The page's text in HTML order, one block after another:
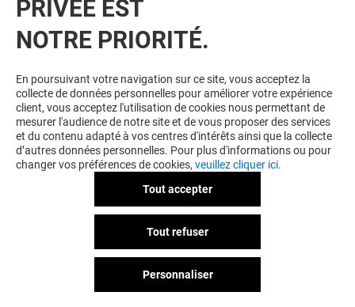
PRIVÉE EST
NOTRE PRIORITÉ.
En poursuivant votre navigation sur ce site, vous acceptez la
collecte de données personnelles pour améliorer votre expérience
client, vous acceptez l'utilisation de cookies nous permettant de
mesurer l'audience de notre site et de vous proposer des services
et du contenu adapté à vos centres d'intérêts ainsi que la collecte
d’autres données personnelles. Pour plus d'informations ou pour
changer vos préférences de cookies, veuillez cliquer ici.
Tout accepter
Tout refuser
Personnaliser